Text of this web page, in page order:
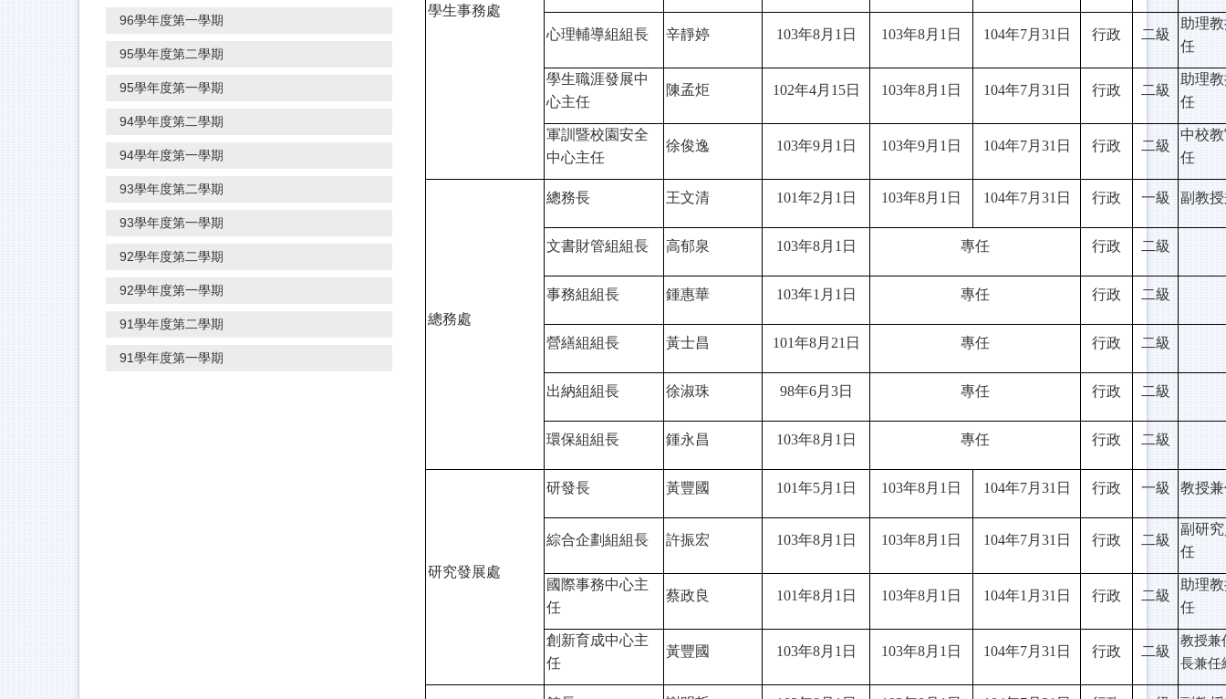
96學年度第一學期
95學年度第二學期
95學年度第一學期
94學年度第二學期
94學年度第一學期
93學年度第二學期
93學年度第一學期
92學年度第二學期
92學年度第一學期
91學年度第二學期
91學年度第一學期
學生事務處
心理輔導組組長 辛靜婷 103年8月1日 103年8月1日 104年7月31日 行政 二級
助理
任
學生職涯發展中
心主任
陳孟炬 102年4月15日 103年8月1日 104年7月31日 行政 二級
助理
任
軍訓暨校園安全
中心主任
徐俊逸 103年9月1日 103年9月1日 104年7月31日 行政 二級
中校
任
總務處
總務長 王文清 101年2月1日 103年8月1日 104年7月31日 行政 一級 副教
文書財管組組長 高郁泉 103年8月1日 專任 行政 二級
事務組組長 鍾惠華 103年1月1日 專任 行政 二級
營繕組組長 黃士昌 101年8月21日 專任 行政 二級
出納組組長 徐淑珠 98年6月3日 專任 行政 二級
環保組組長 鍾永昌 103年8月1日 專任 行政 二級
研究發展處
研發長 黃豐國 101年5月1日 103年8月1日 104年7月31日 行政 一級 教授
綜合企劃組組長 許振宏 103年8月1日 103年8月1日 104年7月31日 行政 二級
副研
任
國際事務中心主
任
蔡政良 101年8月1日 103年8月1日 104年1月31日 行政 二級
助理
任
創新育成中心主
任
黃豐國 103年8月1日 103年8月1日 104年7月31日 行政 二級
教授兼
長兼